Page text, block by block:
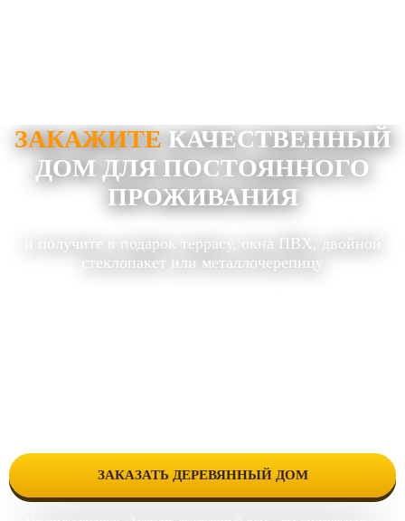
ЗАКАЖИТЕКАЧЕСТВЕННЫЙ
ДОМ ДЛЯ ПОСТОЯННОГО
ПРОЖИВАНИЯ
и получите в подарок террасу, окна ПВХ, двойной
стеклопакет или металлочерепицу